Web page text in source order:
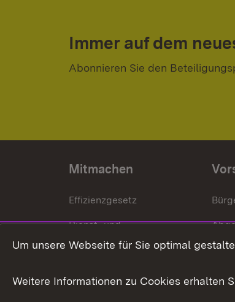
Immer auf dem
Abonnieren Sie den
Mitmachen
Effizienzgesetz
Dienst- und
Versorgungsbezüge
Weitere
Um unsere Webseite für Sie optimal
Weitere Informationen zu Cookies erhalten